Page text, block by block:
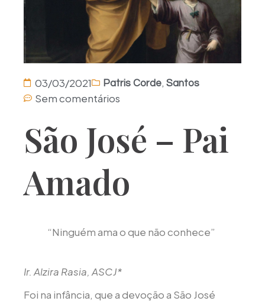
03/03/2021 Patris Corde, Santos
Sem comentários
São José – Pai
Amado
“Ninguém ama o que não conhece”
Ir. Alzira Rasia, ASCJ*
Foi na infância, que a devoção a São José